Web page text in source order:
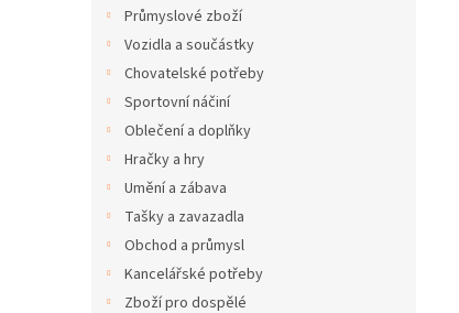
Průmyslové zboží
Vozidla a součástky
Chovatelské potřeby
Sportovní náčiní
Oblečení a doplňky
Hračky a hry
Umění a zábava
Tašky a zavazadla
Obchod a průmysl
Kancelářské potřeby
Zboží pro dospělé